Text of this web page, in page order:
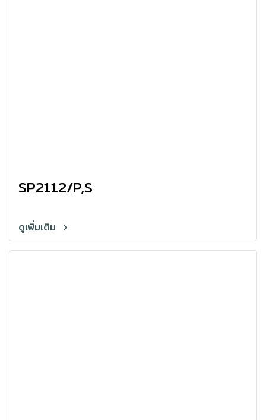
SP2112/P,S
ดูเพิ่มเติม